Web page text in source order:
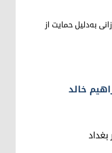
به‌دلیل حمایت از
خالد
بغداد